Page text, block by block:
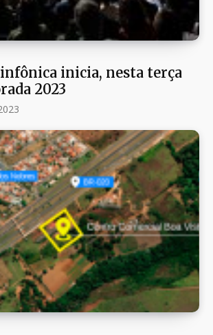
inicia, nesta terça
2023